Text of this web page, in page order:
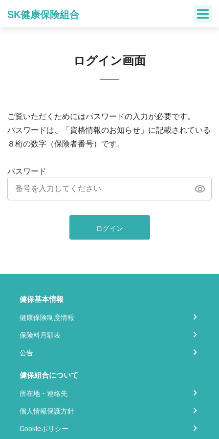
SK健康保険組合
ログイン画面
ご覧いただくためにはパスワードの入力が必要です。
パスワードは、「資格情報のお知らせ」に記載されている
８桁の数字（保険者番号）です。
パスワード
ログイン
健保基本情報
健康保険制度情報
保険料月額表
公告
健保組合について
所在地・連絡先
個人情報保護方針
Cookieポリシー